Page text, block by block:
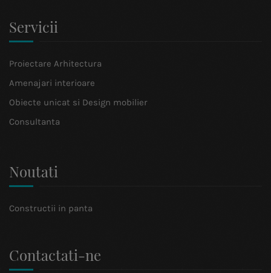
Servicii
Proiectare Arhitectura
Amenajari interioare
Obiecte unicat si Design mobilier
Consultanta
Noutati
Constructii in panta
Contactati-ne